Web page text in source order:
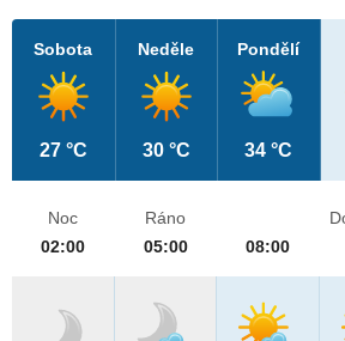
Sobota
27 °C
Neděle
30 °C
Pondělí
34 °C
Noc
02:00
Ráno
05:00
08:00